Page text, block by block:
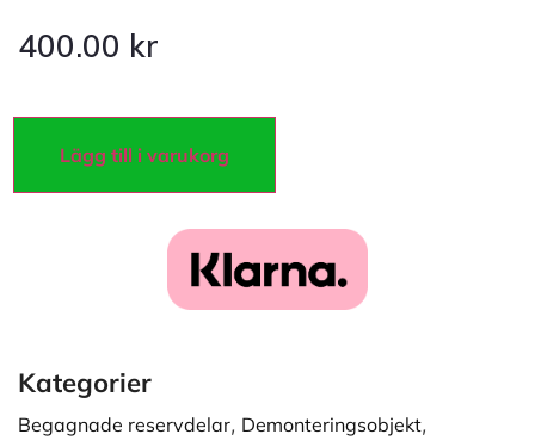
400.00 kr
Lägg till i varukorg
Kategorier
Begagnade reservdelar, Demonteringsobjekt,